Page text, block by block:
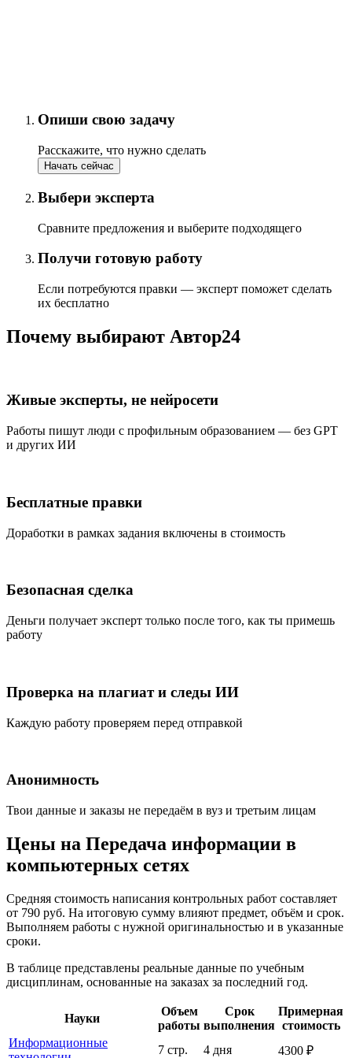
Опиши свою задачу
Расскажите, что нужно сделать
Начать сейчас
Выбери эксперта
Сравните предложения и выберите подходящего
Получи готовую работу
Если потребуются правки — эксперт поможет сделать
их бесплатно
Почему выбирают Автор24
Живые эксперты, не нейросети
Работы пишут люди с профильным образованием — без GPT
и других ИИ
Бесплатные правки
Доработки в рамках задания включены в стоимость
Безопасная сделка
Деньги получает эксперт только после того, как ты примешь
работу
Проверка на плагиат и следы ИИ
Каждую работу проверяем перед отправкой
Анонимность
Твои данные и заказы не передаём в вуз и третьим лицам
Цены на Передача информации в
компьютерных сетях
Средняя стоимость написания контрольных работ составляет
от 790 руб. На итоговую сумму влияют предмет, объём и срок.
Выполняем работы с нужной оригинальностью и в указанные
сроки.
В таблице представлены реальные данные по учебным
дисциплинам, основанные на заказах за последний год.
Науки
Объем
работы
Срок
выполнения
Примерная
стоимость
Информационные
7 стр. 4 дня 4300 ₽